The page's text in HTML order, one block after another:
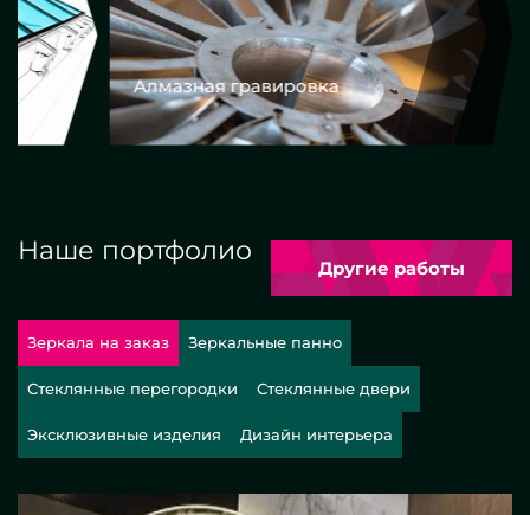
Алмазная гравировка
Наше портфолио
Другие работы
Зеркала на заказ Зеркальные панно
Стеклянные перегородки Стеклянные двери
Эксклюзивные изделия Дизайн интерьера